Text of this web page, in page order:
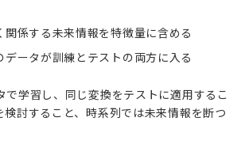
関係する未来情報を特徴量に含める
データが訓練とテストの両方に入る
で学習し、同じ変換をテストに適用するこ
検討すること、時系列では未来情報を断つ